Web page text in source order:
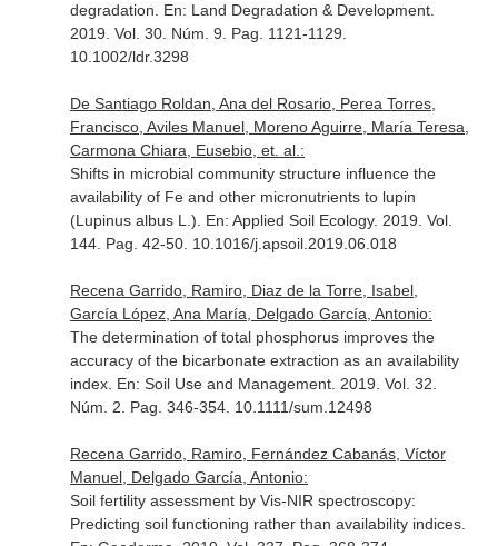
degradation. En: Land Degradation & Development.
2019. Vol. 30. Núm. 9. Pag. 1121-1129.
10.1002/ldr.3298
De Santiago Roldan, Ana del Rosario, Perea Torres,
Francisco, Aviles Manuel, Moreno Aguirre, María Teresa,
Carmona Chiara, Eusebio, et. al.:
Shifts in microbial community structure influence the
availability of Fe and other micronutrients to lupin
(Lupinus albus L.). En: Applied Soil Ecology. 2019. Vol.
144. Pag. 42-50. 10.1016/j.apsoil.2019.06.018
Recena Garrido, Ramiro, Diaz de la Torre, Isabel,
García López, Ana María, Delgado García, Antonio:
The determination of total phosphorus improves the
accuracy of the bicarbonate extraction as an availability
index. En: Soil Use and Management. 2019. Vol. 32.
Núm. 2. Pag. 346-354. 10.1111/sum.12498
Recena Garrido, Ramiro, Fernández Cabanás, Víctor
Manuel, Delgado García, Antonio:
Soil fertility assessment by Vis-NIR spectroscopy:
Predicting soil functioning rather than availability indices.